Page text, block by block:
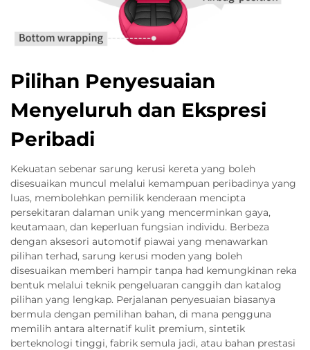
Pilihan Penyesuaian
Menyeluruh dan Ekspresi
Peribadi
Kekuatan sebenar sarung kerusi kereta yang boleh
disesuaikan muncul melalui kemampuan peribadinya yang
luas, membolehkan pemilik kenderaan mencipta
persekitaran dalaman unik yang mencerminkan gaya,
keutamaan, dan keperluan fungsian individu. Berbeza
dengan aksesori automotif piawai yang menawarkan
pilihan terhad, sarung kerusi moden yang boleh
disesuaikan memberi hampir tanpa had kemungkinan reka
bentuk melalui teknik pengeluaran canggih dan katalog
pilihan yang lengkap. Perjalanan penyesuaian biasanya
bermula dengan pemilihan bahan, di mana pengguna
memilih antara alternatif kulit premium, sintetik
berteknologi tinggi, fabrik semula jadi, atau bahan prestasi